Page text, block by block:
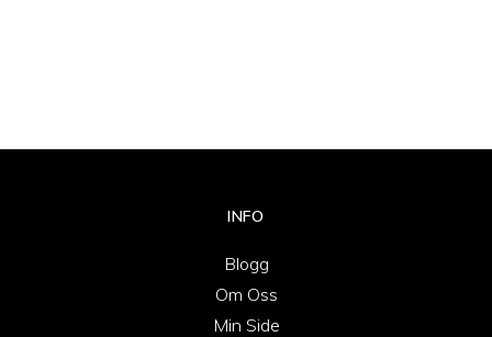
INFO
Blogg
Om Oss
Min Side